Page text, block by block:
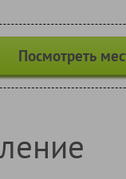
Посмотреть